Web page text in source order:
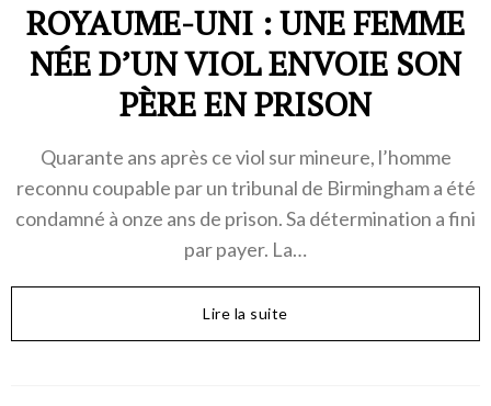
ROYAUME-UNI : UNE FEMME
NÉE D’UN VIOL ENVOIE SON
PÈRE EN PRISON
Quarante ans après ce viol sur mineure, l’homme
reconnu coupable par un tribunal de Birmingham a été
condamné à onze ans de prison. Sa détermination a fini
par payer. La…
Lire la suite